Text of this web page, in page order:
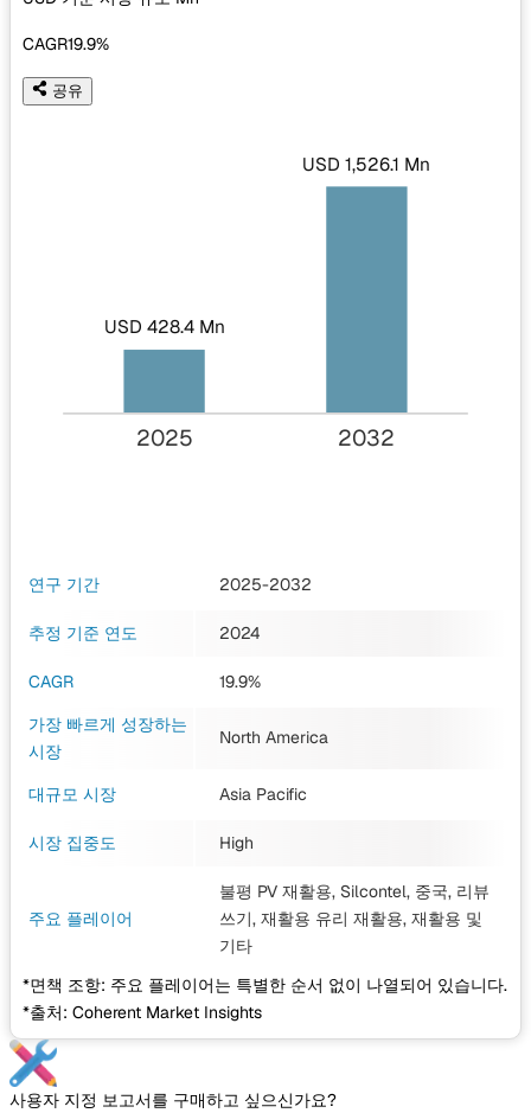
CAGR19.9%
공유
USD 428.4 Mn
USD 1,526.1 Mn
2025 2032
연구 기간 2025-2032
추정 기준 연도 2024
CAGR
19.9%
가장 빠르게 성장하는
시장
North America
대규모 시장 Asia Pacific
시장 집중도 High
주요 플레이어
불평 PV 재활용, Silcontel, 중국, 리뷰
쓰기, 재활용 유리 재활용, 재활용 및
기타
*면책 조항: 주요 플레이어는 특별한 순서 없이 나열되어 있습니다.
*출처: Coherent Market Insights
사용자 지정 보고서를 구매하고 싶으신가요?